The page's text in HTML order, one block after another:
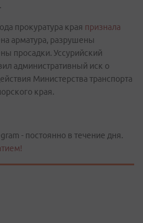
прокуратура края признала
арматура, разрушены
просадки. Уссурийский
административный иск о
Министерства транспорта
края.
- постоянно в течение дня.